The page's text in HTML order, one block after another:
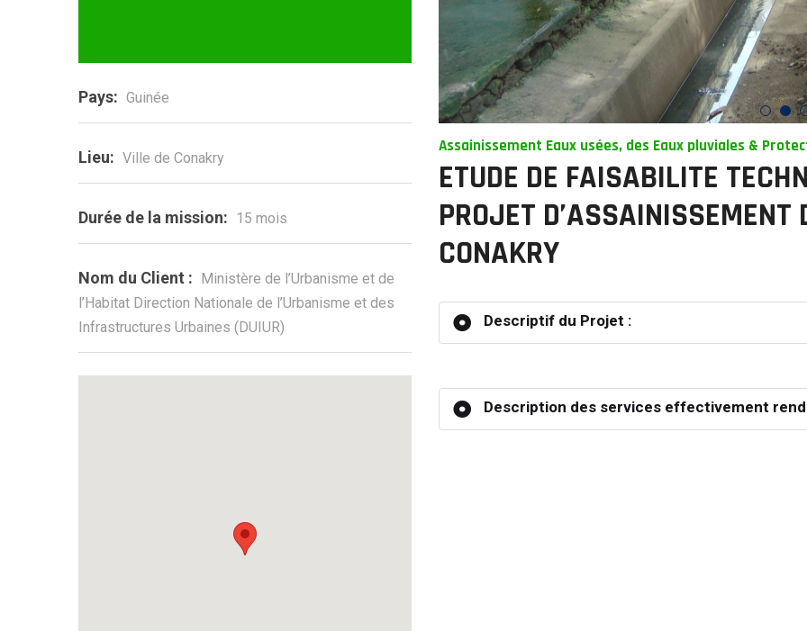
Pays: Guinée
Lieu: Ville de Conakry
Durée de la mission: 15 mois
Nom du Client : Ministère de l’Urbanisme et de
l’Habitat Direction Nationale de l’Urbanisme et des
Infrastructures Urbaines (DUIUR)
Assainissement Eaux usées, des Eaux pluviales &
ETUDE DE FAISABILITE
PROJET
CONAKRY
Descriptif du Projet :
Description des services effectivement